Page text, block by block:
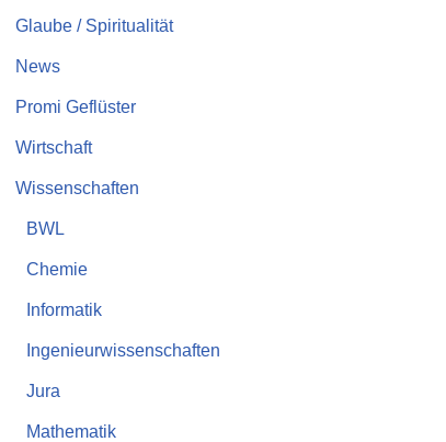
Glaube / Spiritualität
News
Promi Geflüster
Wirtschaft
Wissenschaften
BWL
Chemie
Informatik
Ingenieurwissenschaften
Jura
Mathematik